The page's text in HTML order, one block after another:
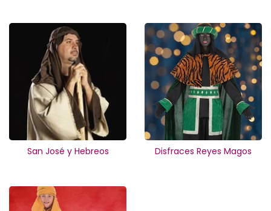
San José y Hebreos Disfraces Reyes Magos